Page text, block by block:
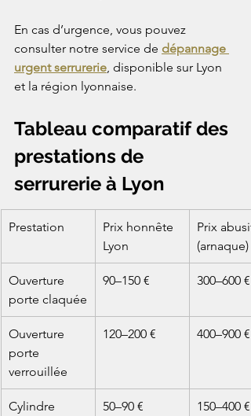
En cas d’urgence, vous pouvez
consulter notre service de dépannage
urgent serrurerie , disponible sur Lyon
et la région lyonnaise.
Tableau comparatif des
prestations de
serrurerie à Lyon
Prestation
Prix honnête
Lyon
Prix abusif
(arnaque)
Ouverture
porte claquée
90–150 € 300–600 €
Ouverture
porte
verrouillée
120–200 € 400–900 €
Cylindre
50–90 € 150–400 €